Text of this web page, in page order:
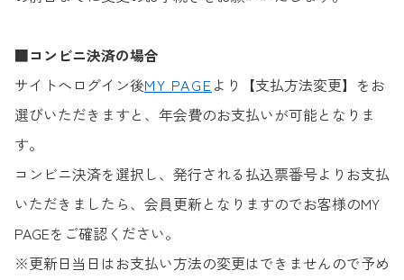
■コンビニ決済の場合
サイトへログイン後MY PAGE より【支払方法変更】をお
選びいただきますと、年会費のお支払いが可能となりま
す。
コンビニ決済を選択し、発行される払込票番号よりお支払
いただきましたら、会員更新となりますのでお客様のMY
PAGEをご確認ください。
※更新日当日はお支払い方法の変更はできませんので予め